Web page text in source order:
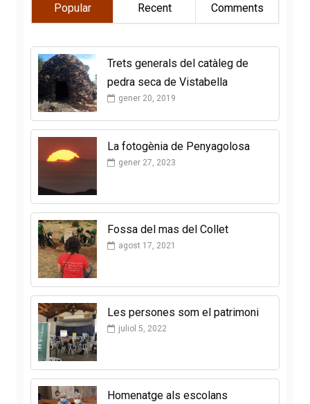
Popular Recent Comments
Trets generals del catàleg de
pedra seca de Vistabella
gener 20, 2019
La fotogènia de Penyagolosa
gener 27, 2023
Fossa del mas del Collet
agost 17, 2021
Les persones som el patrimoni
juliol 5, 2022
Homenatge als escolans